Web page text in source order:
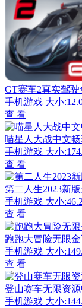
GT赛车2真实驾驶
手机游戏 大小
查 看
喵星人大战中文
手机游戏 大小
查 看
第二人生2023新
手机游戏 大小
查 看
跑跑大冒险无限
手机游戏 大小
查 看
登山赛车无限资
手机游戏 大小